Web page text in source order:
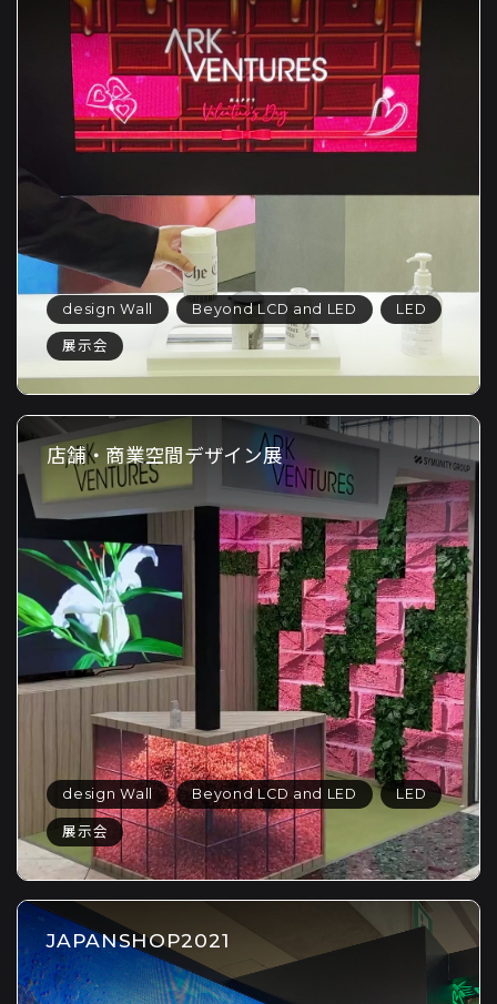
design Wall Beyond LCD and LED LED
展示会
店舗・商業空間デザイン展
design Wall Beyond LCD and LED LED
展示会
JAPANSHOP2021